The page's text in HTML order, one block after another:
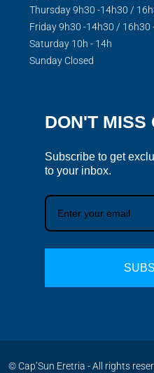
Thursday 9h30 -14h30 /
Friday 9h30 -14h30 / 16h30
Saturday 10h - 14h
Sunday Closed
DON'T MISS
Subscribe to get
to your inbox.
© Cap’Sun Eretria - All rights